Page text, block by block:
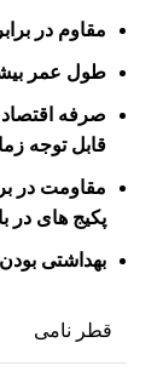
مقاوم در
طول عمر بیشتر
صرفه
قابل توجه
مقاومت در
پکیج های در
بهداشتی
قطر نامی